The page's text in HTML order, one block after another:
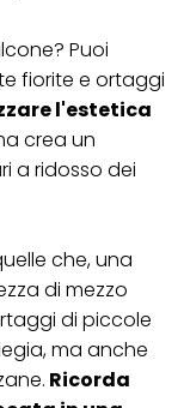
Puoi
fiorite e ortaggi
l'estetica
crea un
a ridosso dei
che, una
di mezzo
di piccole
ma anche
Ricorda